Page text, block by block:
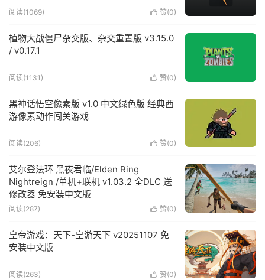
 赞(0)
阅读(1069)
植物大战僵尸杂交版、杂交重置版 v3.15.0
/ v0.17.1
 赞(0)
阅读(1131)
黑神话悟空像素版 v1.0 中文绿色版 经典西
游像素动作闯关游戏
 赞(0)
阅读(206)
艾尔登法环 黑夜君临/Elden Ring
Nightreign /单机+联机 v1.03.2 全DLC 送
修改器 免安装中文版
 赞(0)
阅读(287)
皇帝游戏：天下-皇游天下 v20251107 免
安装中文版
 赞(0)
阅读(263)